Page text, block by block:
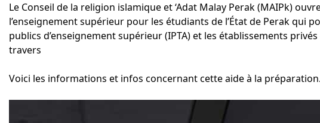
Le Conseil de la religion islamique et ‘Adat Malay Perak (MAIPk)
l’enseignement supérieur pour les étudiants de l’État de Perak qui
publics d’enseignement supérieur (IPTA) et les établissements
travers
Voici les informations et infos concernant cette aide à la préparation.